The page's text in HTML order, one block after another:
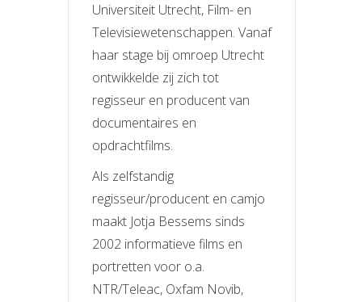
Universiteit Utrecht, Film- en
Televisiewetenschappen. Vanaf
haar stage bij omroep Utrecht
ontwikkelde zij zich tot
regisseur en producent van
documentaires en
opdrachtfilms.
Als zelfstandig
regisseur/producent en camjo
maakt Jotja Bessems sinds
2002 informatieve films en
portretten voor o.a.
NTR/Teleac, Oxfam Novib,